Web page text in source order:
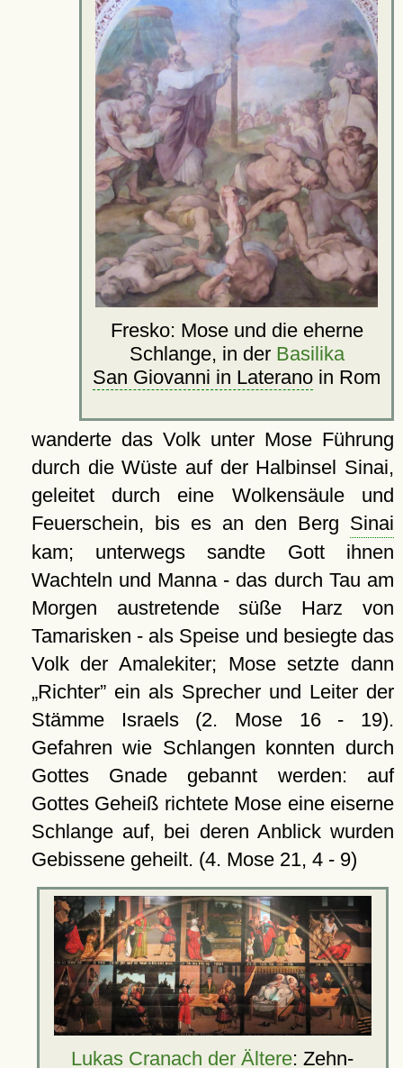
Fresko: Mose und die eherne
Schlange, in der Basilika
San Giovanni in Laterano in Rom
wanderte das Volk unter Mose Führung
durch die Wüste auf der Halbinsel Sinai,
geleitet durch eine Wolkensäule und
Feuerschein, bis es an den Berg Sinai
kam; unterwegs sandte Gott ihnen
Wachteln und Manna - das durch Tau am
Morgen austretende süße Harz von
Tamarisken - als Speise und besiegte das
Volk der Amalekiter; Mose setzte dann
Richter ein als Sprecher und Leiter der
Stämme Israels (2. Mose 16 - 19).
Gefahren wie Schlangen konnten durch
Gottes Gnade gebannt werden: auf
Gottes Geheiß richtete Mose eine eiserne
Schlange auf, bei deren Anblick wurden
Gebissene geheilt. (4. Mose 21, 4 - 9)
Lukas Cranach der Ältere: Zehn-